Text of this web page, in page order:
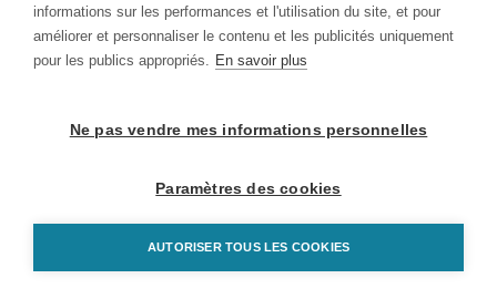
informations sur les performances et l'utilisation du site, et pour
améliorer et personnaliser le contenu et les publicités uniquement
pour les publics appropriés. En savoir plus
Ne pas vendre mes informations personnelles
Paramètres des cookies
AUTORISER TOUS LES COOKIES